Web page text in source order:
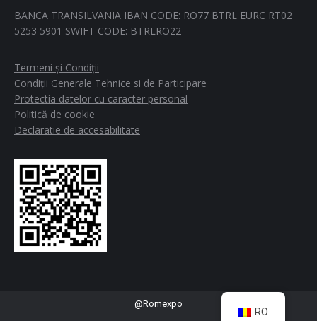
BANCA TRANSILVANIA IBAN CODE: RO77 BTRL EURC RT02
5253 5901 SWIFT CODE: BTRLRO22
Termeni și Condiții
Condiții Generale Tehnice si de Participare
Protectia datelor cu caracter personal
Politică de cookie
Declaratie de accesabilitate
@Romexpo
RO